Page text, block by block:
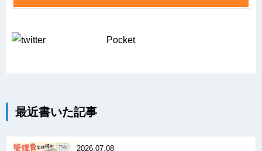
Pocket
最近書いた記事
2026.07.08